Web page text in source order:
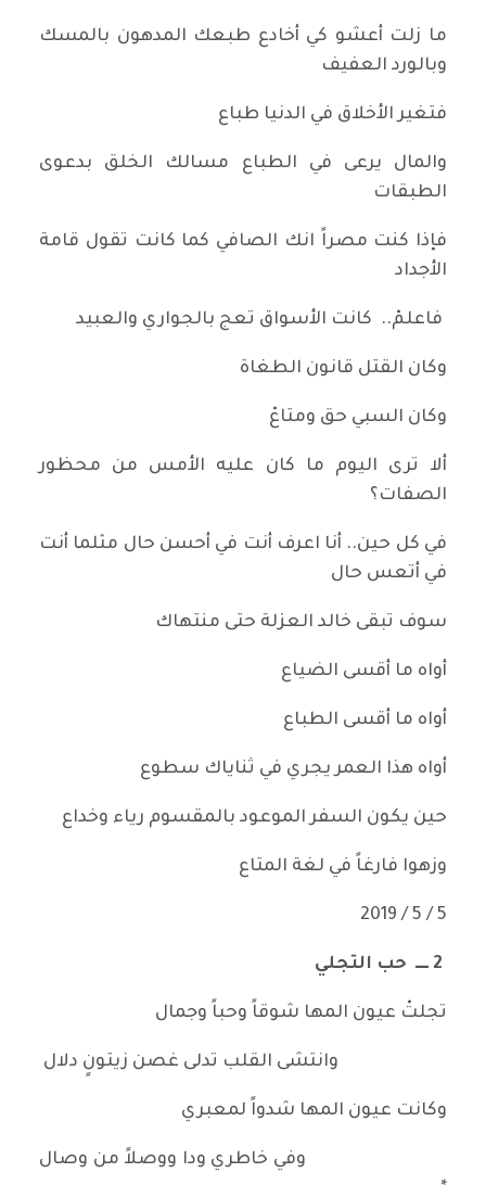
ما زلت أعشو كي أخادع طبعك المدهون بالمسك
وبالورد العفيف
فتغير الأخلاق في الدنيا طباع
والمال يرعى في الطباع مسالك الخلق بدعوى
الطبقات
فإذا كنت مصراً انك الصافي كما كانت تقول قامة
الأجداد
فاعلمْ.. كانت الأسواق تعج بالجواري والعبيد
وكان القتل قانون الطغاة
وكان السبي حق ومتاعْ
ألا ترى اليوم ما كان عليه الأمس من محظور
الصفات؟
في كل حين.. أنا اعرف أنت في أحسن حال مثلما أنت
في أتعس حال
سوف تبقى خالد العزلة حتى منتهاك
أواه ما أقسى الضياع
أواه ما أقسى الطباع
أواه هذا العمر يجري في ثناياك سطوع
حين يكون السفر الموعود بالمقسوم رياء وخداع
وزهوا فارغاً في لغة المتاع
5 / 5 / 2019
2 ــــ حب التجلي
تجلتْ عيون المها شوقاً وحباً وجمال
وانتشى القلب تدلى غصن زيتونٍ دلال
وكانت عيون المها شدواً لمعبري
وفي خاطري ودا ووصلاً من وصال
*